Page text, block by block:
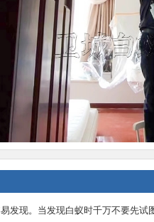
发现。当发现白蚁时千万不要先